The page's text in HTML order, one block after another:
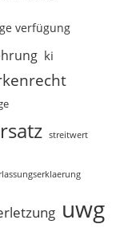
verfügung
ki
streitwert
uwg